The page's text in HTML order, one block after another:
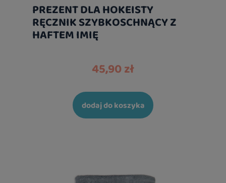
PREZENT DLA HOKEISTY
RĘCZNIK SZYBKOSCHNĄCY Z
HAFTEM IMIĘ
45,90 zł
dodaj do koszyka